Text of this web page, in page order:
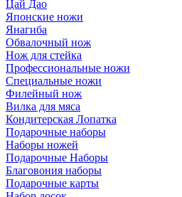
Цай Дао
Японские ножи
Янагиба
Обвалочный нож
Нож для стейка
Профессиональные ножи
Специальные ножи
Филейный нож
Вилка для мяса
Кондитерская Лопатка
Подарочные наборы
Наборы ножей
Подарочные Наборы
Благовония наборы
Подарочные карты